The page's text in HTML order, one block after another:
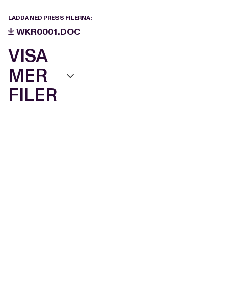
LADDA NED PRESS FILERNA:
WKR0001.DOC
VISA
MER
FILER